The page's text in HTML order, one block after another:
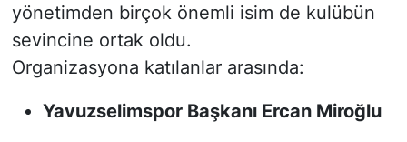
yönetimden birçok önemli isim de kulübün
sevincine ortak oldu.
Organizasyona katılanlar arasında:
Yavuzselimspor Başkanı Ercan Miroğlu